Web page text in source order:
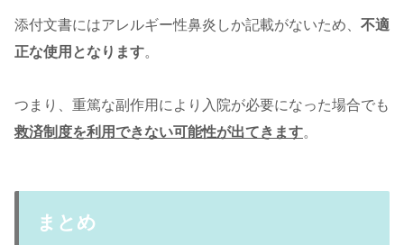
添付文書にはアレルギー性鼻炎しか記載がないため、 不適
正な使用となります。
つまり、重篤な副作用により入院が必要になった場合でも
救済制度を利用できない可能性が出てきます。
まとめ